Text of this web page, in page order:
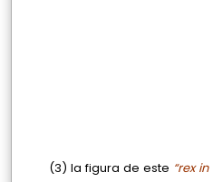
(3) la figura de este “rex